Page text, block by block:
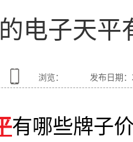
电子天
浏览： 发布日期：
有哪些牌子